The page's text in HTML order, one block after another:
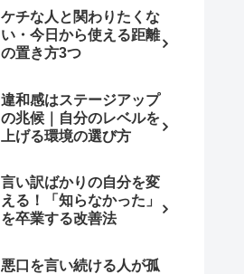
ケチな人と関わりたくな
い・今日から使える距離
の置き方3つ
違和感はステージアップ
の兆候｜自分のレベルを
上げる環境の選び方
言い訳ばかりの自分を変
える！「知らなかった」
を卒業する改善法
悪口を言い続ける人が孤